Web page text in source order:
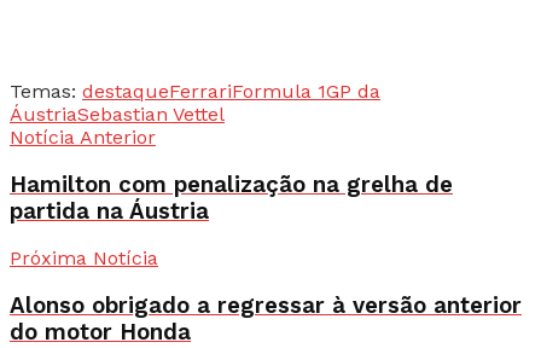
Temas: destaqueFerrariFormula 1GP da
ÁustriaSebastian Vettel
Notícia Anterior
Hamilton com penalização na grelha de
partida na Áustria
Próxima Notícia
Alonso obrigado a regressar à versão anterior
do motor Honda